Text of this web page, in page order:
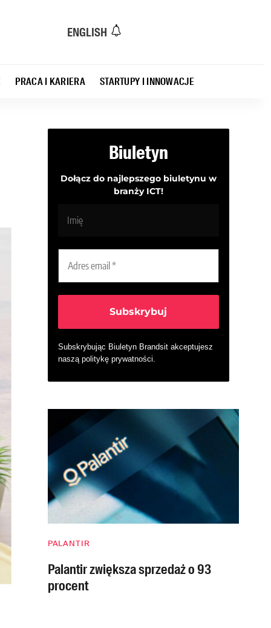
ENGLISH
PRACA I KARIERA STARTUPY I INNOWACJE
Biuletyn
Dołącz do najlepszego biuletynu w
branży ICT!
Subskrybując Biuletyn Brandsit akceptujesz
naszą politykę prywatności
PALANTIR
Palantir zwiększa sprzedaż o 93
procent